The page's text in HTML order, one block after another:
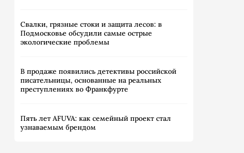
Свалки, грязные стоки и защита лесов: в
Подмосковье обсудили самые острые
экологические проблемы
В продаже появились детективы российской
писательницы, основанные на реальных
преступлениях во Франкфурте
Пять лет AFUVA: как семейный проект стал
узнаваемым брендом